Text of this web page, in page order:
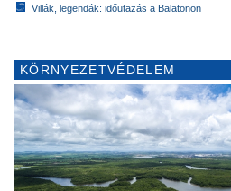
Villák, legendák: időutazás a Balatonon
KÖRNYEZETVÉDELEM